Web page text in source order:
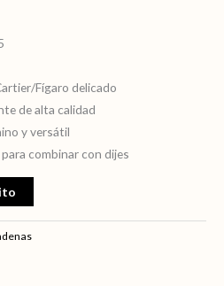
Fígaro delicado
de alta calidad
y versátil
combinar con dijes